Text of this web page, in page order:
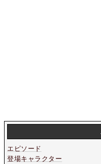
エピソード
登場キャラクター